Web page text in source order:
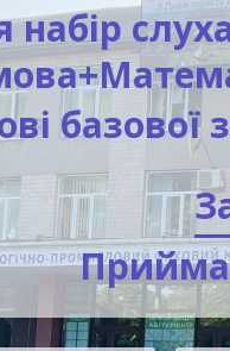
базової
набір